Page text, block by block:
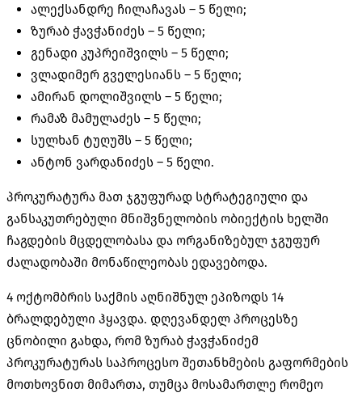
ალექსანდრე ჩილაჩავას – 5 წელი;
ზურაბ ჭავჭანიძეს – 5 წელი;
გენადი კუპრეიშვილს – 5 წელი;
ვლადიმერ გველესიანს – 5 წელი;
ამირან დოლიშვილს – 5 წელი;
რამაზ მამულაძეს – 5 წელი;
სულხან ტუღუშს – 5 წელი;
ანტონ ვარდანიძეს – 5 წელი.
პროკურატურა მათ ჯგუფურად სტრატეგიული და
განსაკუთრებული მნიშვნელობის ობიექტის ხელში
ჩაგდების მცდელობასა და ორგანიზებულ ჯგუფურ
ძალადობაში მონაწილეობას ედავებოდა.
4 ოქტომბრის საქმის აღნიშნულ ეპიზოდს 14
ბრალდებული ჰყავდა. დღევანდელ პროცესზე
ცნობილი გახდა, რომ ზურაბ ჭავჭანიძემ
პროკურატურას საპროცესო შეთანხმების გაფორმების
მოთხოვნით მიმართა, თუმცა მოსამართლე რომეო